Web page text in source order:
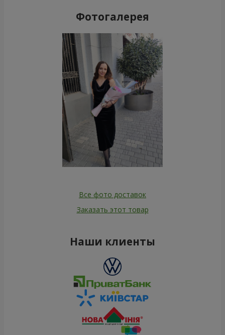
Фотогалерея
Все фото доставок
Заказать этот товар
Наши клиенты